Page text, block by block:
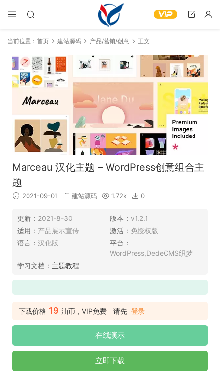
当前位置： 首页 建站源码 产品/营销/创意 正文
Marceau 汉化主题 – WordPress创意组合主
题
2021-09-01 建站源码 1.72k 0
更新： 2021-8-30 版本： v1.2.1
适用： 产品展示宣传 激活： 免授权版
语言： 汉化版
平台：
WordPress,DedeCMS织梦
学习文档： 主题教程
下载价格 19 油币，VIP免费，请先 登录
在线演示
立即下载